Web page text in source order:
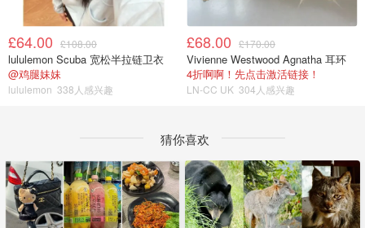
£64.00 £108.00
lululemon Scuba 宽松半拉链卫衣
@鸡腿妹妹
lululemon 338人感兴趣
£68.00 £170.00
Vivienne Westwood Agnatha 耳环
4折啊啊！先点击激活链接！
LN-CC UK 304人感兴趣
猜你喜欢